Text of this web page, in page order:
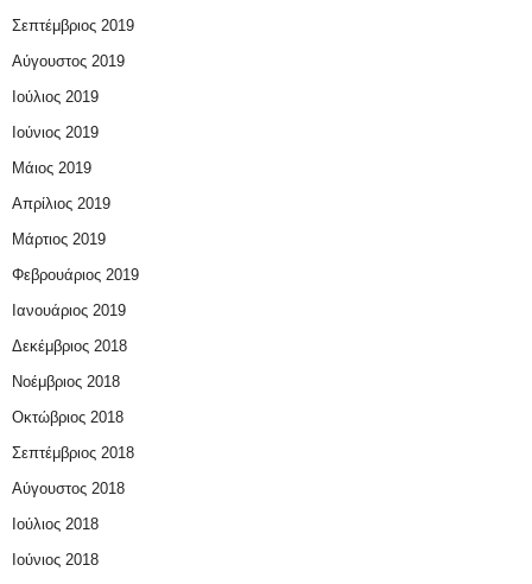
Σεπτέμβριος 2019
Αύγουστος 2019
Ιούλιος 2019
Ιούνιος 2019
Μάιος 2019
Απρίλιος 2019
Μάρτιος 2019
Φεβρουάριος 2019
Ιανουάριος 2019
Δεκέμβριος 2018
Νοέμβριος 2018
Οκτώβριος 2018
Σεπτέμβριος 2018
Αύγουστος 2018
Ιούλιος 2018
Ιούνιος 2018